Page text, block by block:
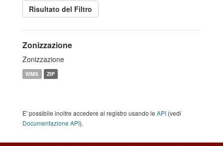
Risultato del Filtro
Zonizzazione
Zonizzazione
WMS ZIP
E' possibile inoltre accedere al registro usando le API (vedi
Documentazione API).